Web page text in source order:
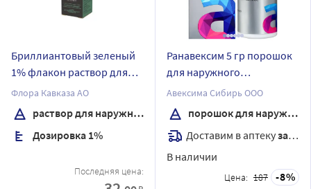
Бриллиантовый зеленый
1% флакон раствор для
наружного применения
спиртовой 10 мл
Флора Кавказа АО
раствор для наружного применения спиртовой
Дозировка 1%
Последняя цена:
Ранавексим 5 гр порошок
для наружного
применения
Авексима Сибирь ООО
порошок для наружного применения
Доставим в аптекузавтра
В наличии
Цена: 187 8